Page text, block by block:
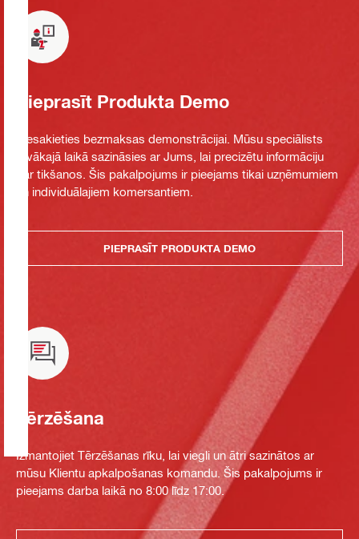
Pieprasīt Produkta Demo
Piesakieties bezmaksas demonstrācijai. Mūsu speciālists
tuvākajā laikā sazināsies ar Jums, lai precizētu informāciju
par tikšanos. Šis pakalpojums ir pieejams tikai uzņēmumiem
un individuālajiem komersantiem.
PIEPRASĪT PRODUKTA DEMO
Tērzēšana
Izmantojiet Tērzēšanas rīku, lai viegli un ātri sazinātos ar
mūsu Klientu apkalpošanas komandu. Šis pakalpojums ir
pieejams darba laikā no 8:00 līdz 17:00.